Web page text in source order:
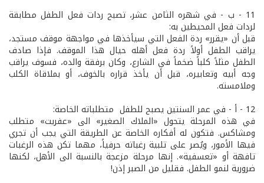
11 - ب - في شهره الثامن عشر، تصبح ردات فعل الطفل مطابقة
لردات فعل المحيطين به:
قبل أن «يقرر» ردة الفعل التي سيأخذها في مواجهة موقف مستجد،
يراقب الطفل أولاً ردة فعل أهله حيال هذا الموقف. فإذا صادف
الطفل مثلاً كلباً ضخماً في الشارع، وكان برفقة والده، فسوف يراقب
وجه أبيه وتعابيره، قبل أن يأخذ قراره بالخوف، أو بملاقاة الكلب
وملامسته.
12 - أ - في عمر السنتين يصبح للطفل متطلباته الخاصة:
في هذه المرحلة يتحول «الملاك الصغير» الى «عفريت» متطلب
ومشاكس. فتكون له أفكاره الخاصة عن الطريقة التي يجب أن تجري
فيها الأمور، ويُصر على تلبية رغباته حرفياً، مهما تكن هذه الرغبات
تافهة أو «تعسفية». إنها مرحلة مزعجة بالنسبة الى الأهل، لكنها
ضرورية لنمو الطفل. فقليل من الصبر إذن!